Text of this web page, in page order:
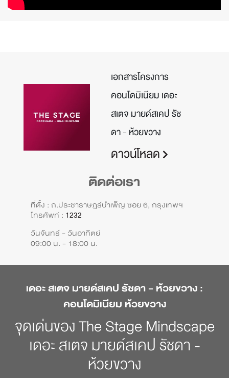
เอกสารโครงการ
คอนโดมิเนียม เดอะ
สเตจ มายด์สเคป รัช
ดา - ห้วยขวาง
ดาวน์โหลด
ติดต่อเรา
ที่ตั้ง : ถ.ประชาราษฎร์บำเพ็ญ ซอย 6, กรุงเทพฯ
โทรศัพท์ : 1232
วันจันทร์ - วันอาทิตย์
09:00 น. - 18:00 น.
เดอะ สเตจ มายด์สเคป รัชดา - ห้วยขวาง :
คอนโดมิเนียม ห้วยขวาง
จุดเด่นของ The Stage Mindscape
เดอะ สเตจ มายด์สเคป รัชดา -
ห้วยขวาง